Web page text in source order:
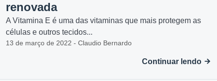
renovada
A Vitamina E é uma das vitaminas que mais protegem as
células e outros tecidos...
13 de março de 2022 - Claudio Bernardo
Continuar lendo